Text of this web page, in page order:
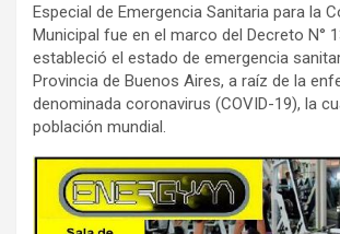
Especial de Emergencia Sanitaria para la
Municipal fue en el marco del Decreto N°
estableció el estado de emergencia
Provincia de Buenos Aires, a raíz de la
denominada coronavirus (COVID-19), la
población mundial.